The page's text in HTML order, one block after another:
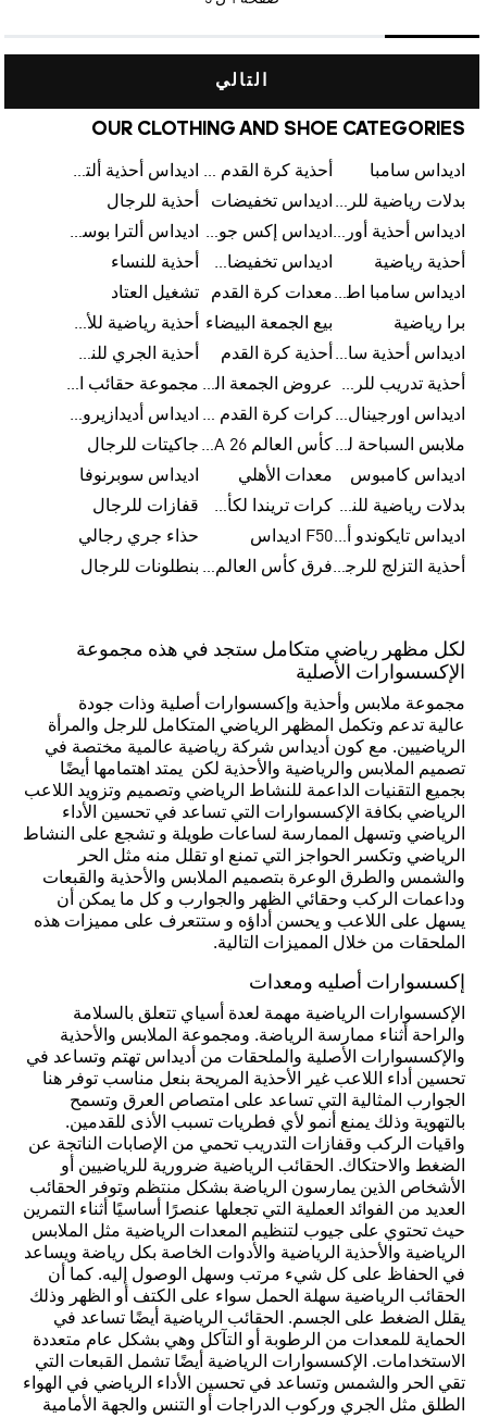
التالي
OUR CLOTHING AND SHOE CATEGORIES
اديداس سامبا أحذية كرة القدم للرجال
اديداس أحذية ألترا بوست للرجال
بدلات رياضية للرجال اديداس تخفيضات
أحذية للرجال
اديداس أحذية أورجينالز
اديداس إكس جود بيلينغهام
اديداس ألترا بوست
أحذية رياضية
اديداس تخفيضات للأطفال
أحذية للنساء
اديداس سامبا اطفالمعدات كرة القدم
تشغيل العتاد
برا رياضية
بيع الجمعة البيضاء
أحذية رياضية للأطفال
اديداس أحذية سامبا للنساء أحذية كرة القدم
أحذية الجري للنساء
أحذية تدريب للرجال
عروض الجمعة البيضاء للرجال
مجموعة حقائب الظهر
اديداس اورجينال ملابس
كرات كرة القدم للرجال
اديداس أديدازيرو معدات الجري
ملابس السباحة للرجال
كأس العالم FIFA 26™ جاكيتات للرجال
اديداس كامبوس
معدات الأهلي
اديداس سوبرنوفا
بدلات رياضية للنساء
كرات تريندا لكأس العالم FIFA 26™
قفازات للرجال
اديداس تايكوندو أورجنالزF50 اديداس
حذاء جري رجالي
أحذية التزلج للرجال
فرق كأس العالم FIFA 26™ بنطلونات للرجال
لكل مظهر رياضي متكامل ستجد في هذه مجموعة
الإكسسوارات الأصلية
مجموعة ملابس وأحذية وإكسسوارات أصلية وذات جودة
عالية تدعم وتكمل المظهر الرياضي المتكامل للرجل والمرأة
الرياضيين. مع كون أديداس شركة رياضية عالمية مختصة في
تصميم الملابس والرياضية والأحذية لكن يمتد اهتمامها أيضًا
بجميع التقنيات الداعمة للنشاط الرياضي وتصميم وتزويد اللاعب
الرياضي بكافة الإكسسوارات التي تساعد في تحسين الأداء
الرياضي وتسهل الممارسة لساعات طويلة و تشجع على النشاط
الرياضي وتكسر الحواجز التي تمنع او تقلل منه مثل الحر
والشمس والطرق الوعرة بتصميم الملابس والأحذية والقبعات
وداعمات الركب وحقائي الظهر والجوارب و كل ما يمكن أن
يسهل على اللاعب و يحسن أداؤه و ستتعرف على مميزات هذه
الملحقات من خلال المميزات التالية.
إكسسوارات أصليه ومعدات
الإكسسوارات الرياضية مهمة لعدة أسياي تتعلق بالسلامة
والراحة أثناء ممارسة الرياضة. ومجموعة الملابس والأحذية
والإكسسوارات الأصلية والملحقات من أديداس تهتم وتساعد في
تحسين أداء اللاعب غير الأحذية المريحة بنعل مناسب توفر هنا
الجوارب المثالية التي تساعد على امتصاص العرق وتسمح
بالتهوية وذلك يمنع أنمو لأي فطريات تسبب الأذى للقدمين.
واقيات الركب وقفازات التدريب تحمي من الإصابات الناتجة عن
الضغط والاحتكاك. الحقائب الرياضية ضرورية للرياضيين أو
الأشخاص الذين يمارسون الرياضة بشكل منتظم وتوفر الحقائب
العديد من الفوائد العملية التي تجعلها عنصرًا أساسيًا أثناء التمرين
حيث تحتوي على جيوب لتنظيم المعدات الرياضية مثل الملابس
الرياضية والأحذية الرياضية والأدوات الخاصة بكل رياضة ويساعد
في الحفاظ على كل شيء مرتب وسهل الوصول إليه. كما أن
الحقائب الرياضية سهلة الحمل سواء على الكتف أو الظهر وذلك
يقلل الضغط على الجسم. الحقائب الرياضية أيضًا تساعد في
الحماية للمعدات من الرطوبة أو التآكل وهي بشكل عام متعددة
الاستخدامات. الإكسسوارات الرياضية أيضًا تشمل القبعات التي
تقي الحر والشمس وتساعد في تحسين الأداء الرياضي في الهواء
الطلق مثل الجري وركوب الدراجات أو التنس والجهة الأمامية